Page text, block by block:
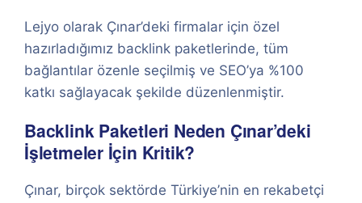
Lejyo olarak Çınar’deki firmalar için özel
hazırladığımız backlink paketlerinde, tüm
bağlantılar özenle seçilmiş ve SEO’ya %100
katkı sağlayacak şekilde düzenlenmiştir.
Backlink Paketleri Neden Çınar’deki
İşletmeler İçin Kritik?
Çınar, birçok sektörde Türkiye’nin en rekabetçi